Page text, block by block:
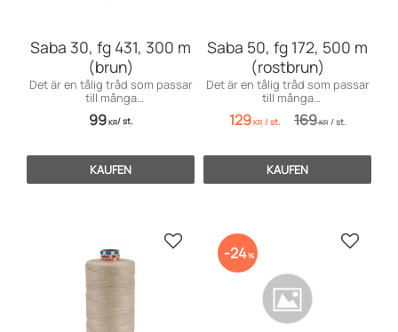
Saba 30, fg 431, 300 m
(brun)
Det är en tålig tråd som passar
till många
användningsområden främst
till markiser, kapell, möbler och
99KR/st.
KAUFEN
Saba 50, fg 172, 500 m
(rostbrun)
Det är en tålig tråd som passar
till många
användningsområden inom
möbelsömnad men även för
129KR /st. 169KR /st.
KAUFEN
Zu Favoriten hinzufügen
24% Zu